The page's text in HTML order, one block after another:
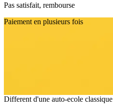
Pas satisfait, rembourse
Paiement en plusieurs fois
Different d'une auto-ecole classique